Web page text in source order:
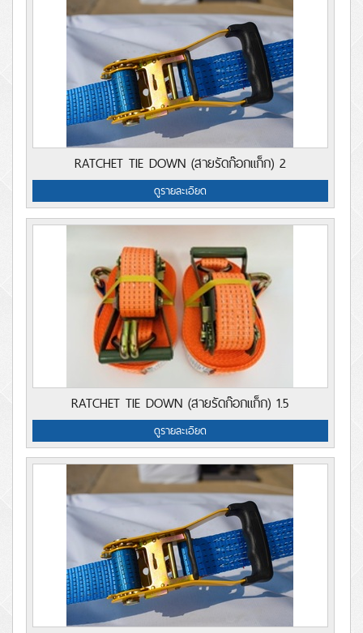
RATCHET TIE DOWN (สายรัดก๊อกแก็ก) 2
ดูรายละเอียด
RATCHET TIE DOWN (สายรัดก๊อกแก็ก) 1.5
ดูรายละเอียด